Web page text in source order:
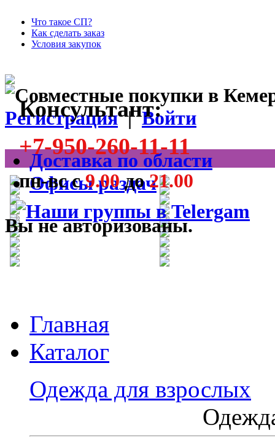
Что такое СП?
Как сделать заказ
Условия закупок
Консультант:
+7-950-260-11-11
пн-вс с9.00до21.00
Регистрация|Войти
Доставка по области
Офисы раздач
Вы не авторизованы.
Главная
Каталог
Одежда для взрослых